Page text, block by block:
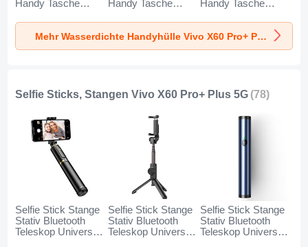
Handy Tasche
Vivo X60 Pro+ Plus
5G Schwarz
Handy Tasche
Vivo X60 Pro+ Plus
5G Gold
Handy Tasche
Vivo X60 Pro+ Plus
5G Orange
Mehr Wasserdichte Handyhülle Vivo X60 Pro+ Plus 5G
Selfie Sticks, Stangen Vivo X60 Pro+ Plus 5G (78)
Selfie Stick Stange
Stativ Bluetooth
Teleskop Universal
Selfie Stick Stange
Stativ Bluetooth
Teleskop Universal
Selfie Stick Stange
Stativ Bluetooth
Teleskop Universal